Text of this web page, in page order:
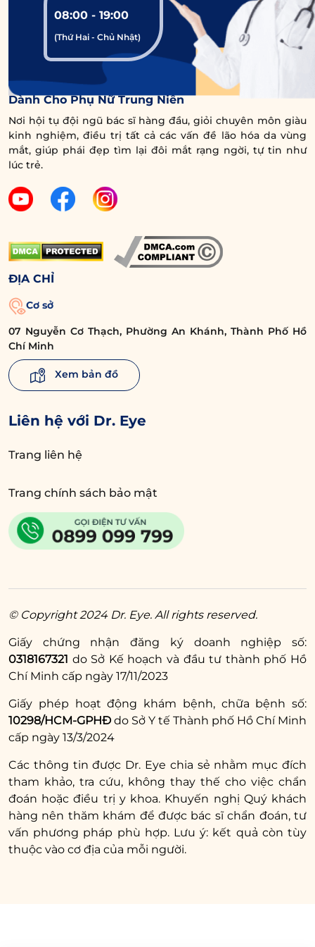
mày, dụi mắt… để hạn chế làm ảnh hưởng
đến vùng chỉ mới cấy.
Chườm lạnh trong 1 – 2 ngày đầu để giảm
sưng nề, sau đó có thể chuyển sang chườm
ấm nhẹ nếu có chỉ định của bác sĩ.
Tránh tiếp xúc với ánh nắng trực tiếp, nên
che chắn và thoa kem chống nắng khi ra
ngoài.
Hạn chế ăn các thực phẩm gây sẹo, dị ứng
(hải sản, rau muống,…) đồ ăn cay nóng,
nhiều dầu mỡ và đồ uống có cồn vì có thể
khiến da bị kích ứng và sưng tấy.
Bổ sung nhiều vitamin và khoáng chất như
rau xanh, trái cây để tăng cường sức đề
kháng cho da và hỗ trợ quá trình phục hồi.
Tái khám đúng lịch hẹn (nếu có) để bác sĩ
theo dõi kết quả và kịp thời xử lý nếu có dấu
hiệu bất thường.
Sau khi căng chỉ vùng mắt bạn cần phải tuân thủ cách
chăm sóc theo hướng dẫn của bác sĩ như vệ sinh da,
chườm mát và kiêng một số thực phẩm gây sẹo, dị ứng.
7. Giá căng chỉ collagen vùng mắt
bao nhiêu?
Chi phí căng chỉ vùng mắt thường dao động
từ 15 – 60 triệu đồng. Tuy nhiên, mức giá cụ
thể còn phụ thuộc vào nhiều yếu tố như cơ sở
thẩm mỹ, vị trí và mức độ da cần căng chỉ
cũng như loại chỉ sử dụng.
08:00 - 19:00
(Thứ Hai - Chủ Nhật)
Trung Tâm Chuyên Sâu Chống Lão Hóa Vùng Mắt
Dành Cho Phụ Nữ Trung Niên
Nơi hội tụ đội ngũ bác sĩ hàng đầu, giỏi chuyên môn giàu
kinh nghiệm, điều trị tất cả các vấn đề lão hóa da vùng
mắt, giúp phái đẹp tìm lại đôi mắt rạng ngời, tự tin như
lúc trẻ.
ĐỊA CHỈ
Cơ sở
07 Nguyễn Cơ Thạch, Phường An Khánh, Thành Phố Hồ
Chí Minh
Xem bản đồ
Liên hệ với Dr. Eye
Trang liên hệ
Trang chính sách bảo mật
© Copyright 2024 Dr. Eye. All rights reserved.
Giấy chứng nhận đăng ký doanh nghiệp số:
0318167321 do Sở Kế hoạch và đầu tư thành phố Hồ
Chí Minh cấp ngày 17/11/2023
Giấy phép hoạt động khám bệnh, chữa bệnh số:
10298/HCM-GPHĐ do Sở Y tế Thành phố Hồ Chí Minh
cấp ngày 13/3/2024
Các thông tin được Dr. Eye chia sẻ nhằm mục đích
tham khảo, tra cứu, không thay thế cho việc chẩn
đoán hoặc điều trị y khoa. Khuyến nghị Quý khách
hàng nên thăm khám để được bác sĩ chẩn đoán, tư
vấn phương pháp phù hợp. Lưu ý: kết quả còn tùy
thuộc vào cơ địa của mỗi người.